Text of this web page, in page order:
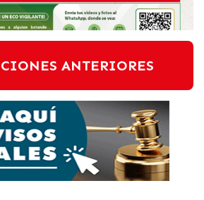
ANTERIORES